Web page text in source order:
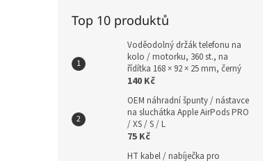
Top 10 produktů
Voděodolný držák telefonu na
kolo / motorku, 360 st., na
řídítka 168 × 92 × 25 mm, černý
140 Kč
OEM náhradní špunty / nástavce
na sluchátka Apple AirPods PRO
/ XS / S / L
75 Kč
HT kabel / nabíječka pro